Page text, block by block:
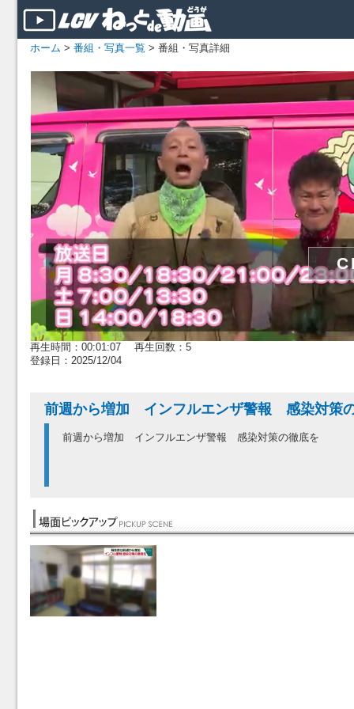
ホーム > 番組・写真一覧 > 番組・写真詳細
再生時間：00:01:07 再生回数：5
登録日：2025/12/04
前週から増加 インフルエンザ警報 感染対策
前週から増加 インフルエンザ警報 感染対策の徹底を